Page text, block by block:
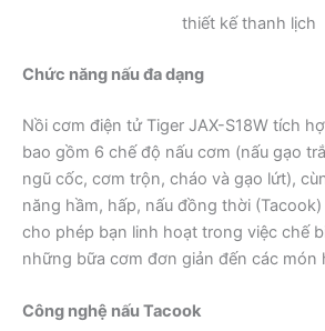
thiết kế thanh lịch
Chức năng nấu đa dạng
Nồi cơm điện tử Tiger JAX-S18W tích
bao gồm 6 chế độ nấu cơm (nấu gạo
ngũ cốc, cơm trộn, cháo và gạo lứt),
năng hầm, hấp, nấu đồng thời
cho phép bạn linh hoạt trong việc chế
những bữa cơm đơn giản đến các món
Công nghệ nấu Tacook